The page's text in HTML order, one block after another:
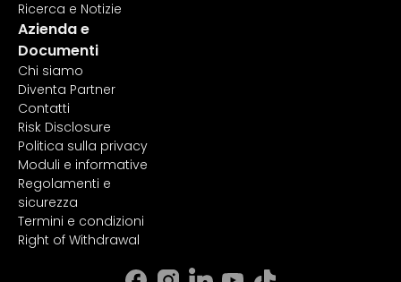
Ricerca e Notizie
Azienda e
Documenti
Chi siamo
Diventa Partner
Contatti
Risk Disclosure
Politica sulla privacy
Moduli e informative
Regolamenti e
sicurezza
Termini e condizioni
Right of Withdrawal